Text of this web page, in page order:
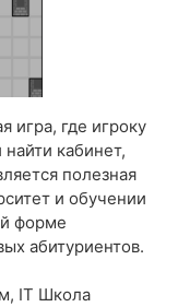
игра, где игроку
кабинет,
полезная
и обучении
форме
абитуриентов.
IT Школа